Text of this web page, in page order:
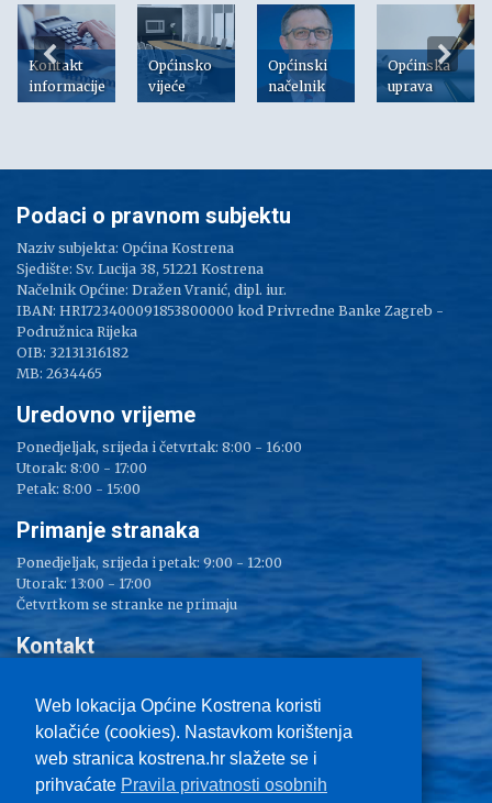
Kontakt
informacije
Općinsko
vijeće
Općinski
načelnik
Općinska
uprava
Web lokacija Općine Kostrena koristi
kolačiće (cookies). Nastavkom korištenja
web stranica kostrena.hr slažete se i
prihvaćate Pravila privatnosti osobnih
Podaci o pravnom subjektu
Naziv subjekta: Općina Kostrena
Sjedište: Sv. Lucija 38, 51221 Kostrena
Načelnik Općine: Dražen Vranić, dipl. iur.
IBAN: HR1723400091853800000 kod Privredne Banke Zagreb -
Podružnica Rijeka
OIB: 32131316182
MB: 2634465
Uredovno vrijeme
Ponedjeljak, srijeda i četvrtak: 8:00 - 16:00
Utorak: 8:00 - 17:00
Petak: 8:00 - 15:00
Primanje stranaka
Ponedjeljak, srijeda i petak: 9:00 - 12:00
Utorak: 13:00 - 17:00
Četvrtkom se stranke ne primaju
Kontakt
Tel: 051/ 209 000
Fax: 051/ 289 400
E-mail:kostrena@kostrena.hr
Kontakt informacije